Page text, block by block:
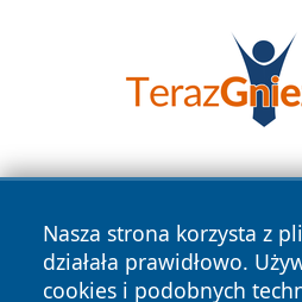
Nasza strona korzysta z
działała prawidłowo.
cookies i podobnych